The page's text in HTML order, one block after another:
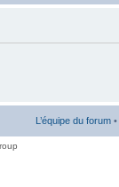
L’équipe du forum •